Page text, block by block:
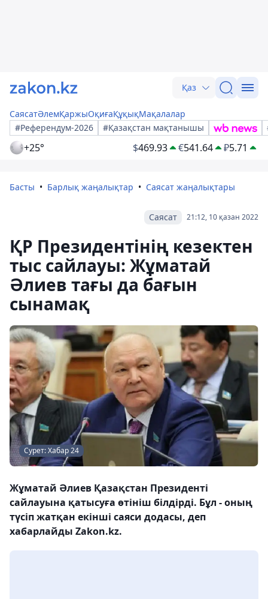
Қаз
СаясатӘлемҚаржыОқиғаҚұқықМақалалар
#Референдум-2026
#Қазақстан мақтанышы
+25° $469.93 €541.64 ₽5.71
Басты Барлық жаңалықтар Саясат жаңалықтары
21:12, 10 қазан 2022
Саясат
ҚР Президентінің кезектен
тыс сайлауы: Жұматай
Әлиев тағы да бағын
сынамақ
Сурет: Хабар 24
Жұматай Әлиев Қазақстан Президенті
сайлауына қатысуға өтініш білдірді. Бұл - оның
түсіп жатқан екінші саяси додасы, деп
хабарлайды Zakon.kz.